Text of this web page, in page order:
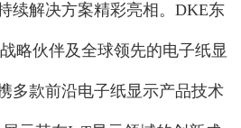
续解决方案精彩亮相。DKE东
略伙伴及全球领先的电子纸显
多款前沿电子纸显示产品技术